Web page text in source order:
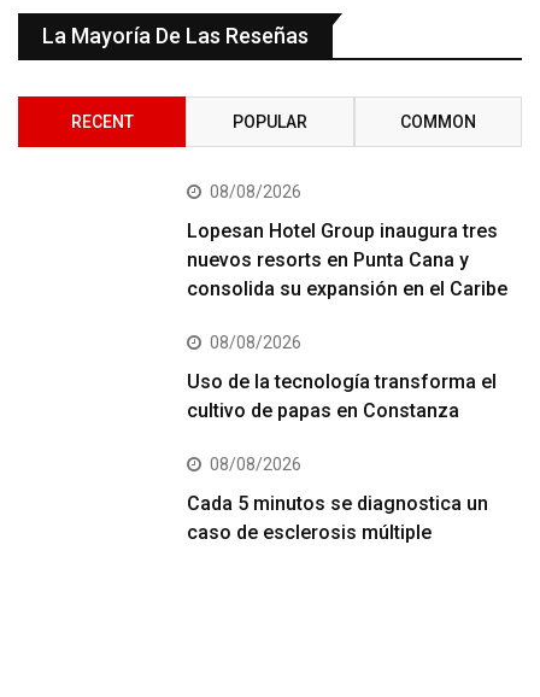
La Mayoría De Las Reseñas
RECENT POPULAR COMMON
08/08/2026
Lopesan Hotel Group inaugura tres
nuevos resorts en Punta Cana y
consolida su expansión en el Caribe
08/08/2026
Uso de la tecnología transforma el
cultivo de papas en Constanza
08/08/2026
Cada 5 minutos se diagnostica un
caso de esclerosis múltiple